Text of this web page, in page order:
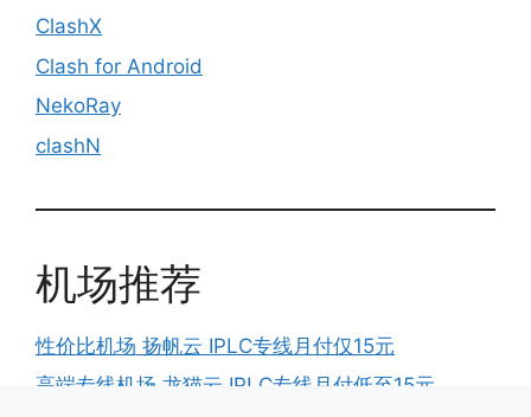
ClashX
Clash for Android
NekoRay
clashN
机场推荐
性价比机场 扬帆云 IPLC专线月付仅15元
高端专线机场 龙猫云 IPLC专线月付低至15元